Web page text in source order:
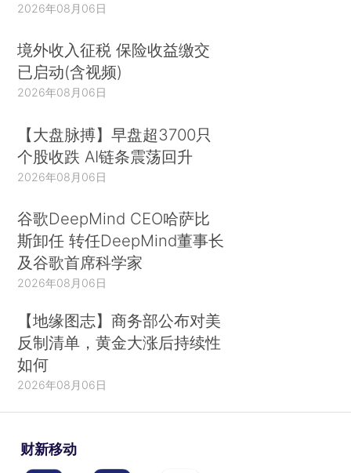
2026年08月06日
境外收入征税 保险收益缴交
已启动(含视频)
2026年08月06日
【大盘脉搏】早盘超3700只
个股收跌 AI链条震荡回升
2026年08月06日
谷歌DeepMind CEO哈萨比
斯卸任 转任DeepMind董事长
及谷歌首席科学家
2026年08月06日
【地缘图志】商务部公布对美
反制清单，黄金大涨后持续性
如何
2026年08月06日
财新移动